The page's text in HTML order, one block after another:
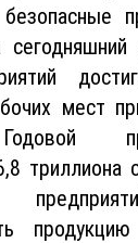
мест
триллиона